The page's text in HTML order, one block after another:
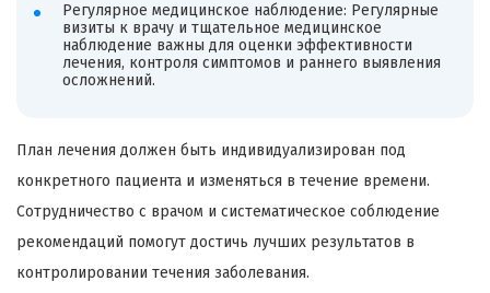
Регулярное медицинское наблюдение: Регулярные
визиты к врачу и тщательное медицинское
наблюдение важны для оценки эффективности
лечения, контроля симптомов и раннего выявления
осложнений.
План лечения должен быть индивидуализирован под
конкретного пациента и изменяться в течение времени.
Сотрудничество с врачом и систематическое соблюдение
рекомендаций помогут достичь лучших результатов в
контролировании течения заболевания.